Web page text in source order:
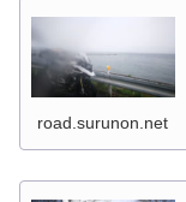
road.surunon.net